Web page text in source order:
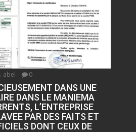
abel 0
DANS UNE
DANS LE MANIEMA
L’ENTREPRISE
PAR DES FAITS ET
DONT CEUX DE